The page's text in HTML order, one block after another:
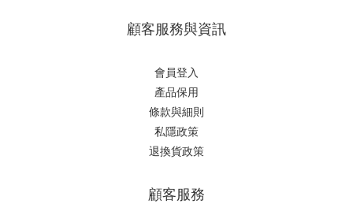
顧客服務與資訊
會員登入
產品保用
條款與細則
私隱政策
退換貨政策
顧客服務